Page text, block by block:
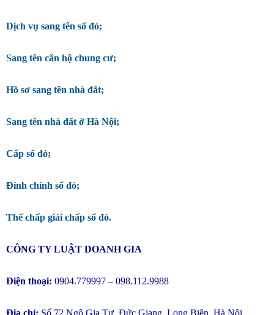
Dịch vụ sang tên sổ đỏ;
Sang tên căn hộ chung cư;
Hồ sơ sang tên nhà đất;
Sang tên nhà đất ở Hà Nội;
Cấp sổ đỏ;
Đính chính sổ đỏ;
Thế chấp giải chấp sổ đỏ.
CÔNG TY LUẬT DOANH GIA
Điện thoại: 0904.779997 – 098.112.9988
Địa chỉ: Số 72 Ngô Gia Tự, Đức Giang, Long Biên, Hà Nội